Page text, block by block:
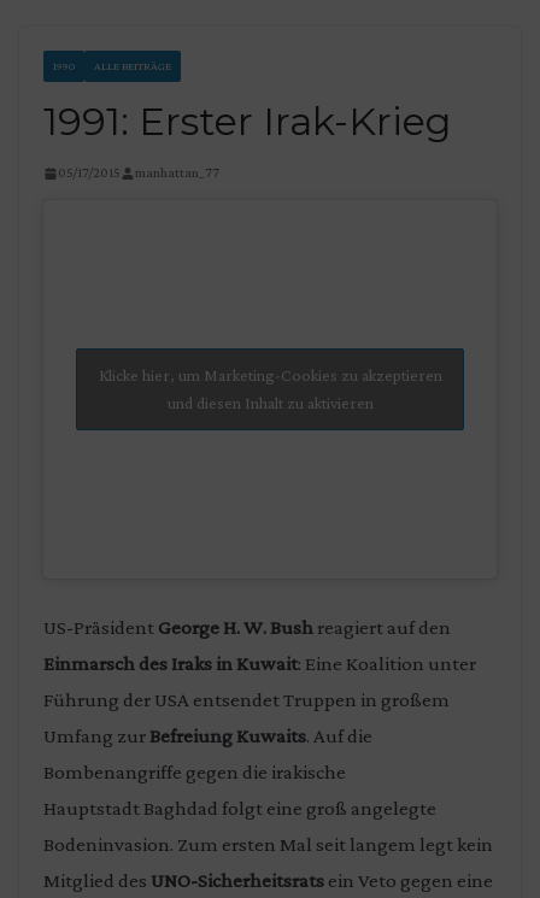
1990 ALLE BEITRÄGE
1991: Erster Irak-Krieg
05/17/2015 manhattan_77
Klicke hier, um Marketing-Cookies zu akzeptieren
und diesen Inhalt zu aktivieren
US-Präsident George H. W. Bush reagiert auf den
Einmarsch des Iraks in Kuwait: Eine Koalition unter
Führung der USA entsendet Truppen in großem
Umfang zur Befreiung Kuwaits. Auf die
Bombenangriffe gegen die irakische
Hauptstadt Baghdad folgt eine groß angelegte
Bodeninvasion. Zum ersten Mal seit langem legt kein
Mitglied des UNO-Sicherheitsrats ein Veto gegen eine